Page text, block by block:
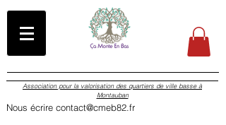
Association pour la valorisation des quartiers de ville basse à
Montauban
Nous écrire contact@cmeb82.fr